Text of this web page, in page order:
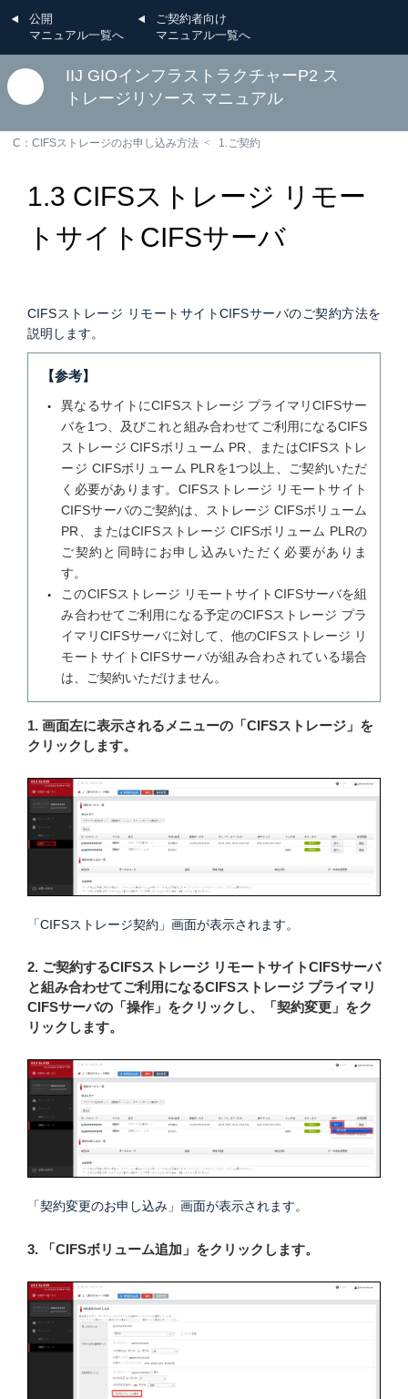
公開
マニュアル一覧へ
ご契約者向け
マニュアル一覧へ
IIJ GIOインフラストラクチャーP2 ス
トレージリソース マニュアル
C：CIFSストレージのお申し込み方法 1.ご契約
1.3 CIFSストレージ リモー
トサイトCIFSサーバ
CIFSストレージ リモートサイトCIFSサーバのご契約方法を
説明します。
【参考】
異なるサイトにCIFSストレージ プライマリCIFSサー
バを1つ、及びこれと組み合わせてご利用になるCIFS
ストレージ CIFSボリューム PR、またはCIFSストレ
ージ CIFSボリューム PLRを1つ以上、ご契約いただ
く必要があります。CIFSストレージ リモートサイト
CIFSサーバのご契約は、ストレージ CIFSボリューム
PR、またはCIFSストレージ CIFSボリューム PLRの
ご契約と同時にお申し込みいただく必要がありま
す。
このCIFSストレージ リモートサイトCIFSサーバを組
み合わせてご利用になる予定のCIFSストレージ プラ
イマリCIFSサーバに対して、他のCIFSストレージ リ
モートサイトCIFSサーバが組み合わされている場合
は、ご契約いただけません。
1. 画面左に表示されるメニューの「CIFSストレージ」を
クリックします。
「CIFSストレージ契約」画面が表示されます。
2. ご契約するCIFSストレージ リモートサイトCIFSサーバ
と組み合わせてご利用になるCIFSストレージ プライマリ
CIFSサーバの「操作」をクリックし、「契約変更」をク
リックします。
「契約変更のお申し込み」画面が表示されます。
3. 「CIFSボリューム追加」をクリックします。